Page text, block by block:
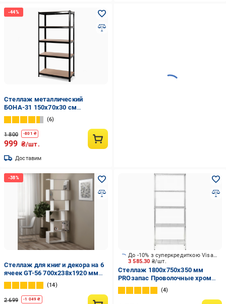
Стеллаж металлический
БОНА-31 150х70х30 см
окрашенный на 5 полок с МДФ
Черный (31)
6
1 800 -801 ₴
999 ₴/шт.
Доставим
Стеллаж для книг и декора на 6
ячеек GT-56 700х238х1920 мм
Белый
14
2 699 -1 049 ₴
3 585.30 ₴/шт.
До -10% з суперкредиткою Visa Вигода
Стеллаж 1800x750x350 мм
PROзапас Проволочные хром
металл полки 5 шт.
хромированный
4